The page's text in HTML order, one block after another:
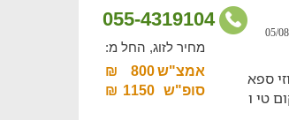
055-4319104
ג'קוזי ספא
טי ו
מחיר לזוג, החל מ:
אמצ"ש800
₪
סופ"ש
1150
₪